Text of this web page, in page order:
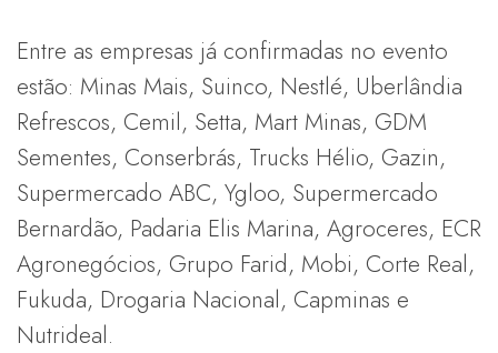
Entre as empresas já confirmadas no evento
estão: Minas Mais, Suinco, Nestlé, Uberlândia
Refrescos, Cemil, Setta, Mart Minas, GDM
Sementes, Conserbrás, Trucks Hélio, Gazin,
Supermercado ABC, Ygloo, Supermercado
Bernardão, Padaria Elis Marina, Agroceres, ECR
Agronegócios, Grupo Farid, Mobi, Corte Real,
Fukuda, Drogaria Nacional, Capminas e
Nutrideal.